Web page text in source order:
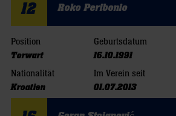
12 Roko Peribonio
Position
Torwart
Geburtsdatum
16.10.1991
Nationalität
Kroatien
Im Verein seit
01.07.2013